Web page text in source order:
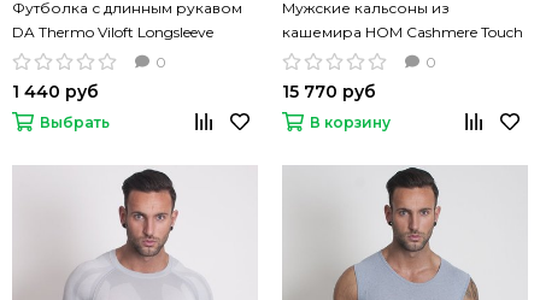
Футболка с длинным рукавом
DA Thermo Viloft Longsleeve
Cream белый цвет 0
1 440 руб
Выбрать
Мужские кальсоны из
кашемира HOM Cashmere Touch
бежевый цвет
0
15 770 руб
В корзину